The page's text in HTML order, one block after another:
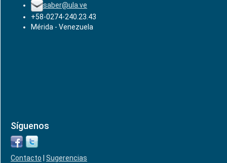
saber@ula.ve
+58-0274-240.23.43
Mérida - Venezuela
Síguenos
Contacto Sugerencias